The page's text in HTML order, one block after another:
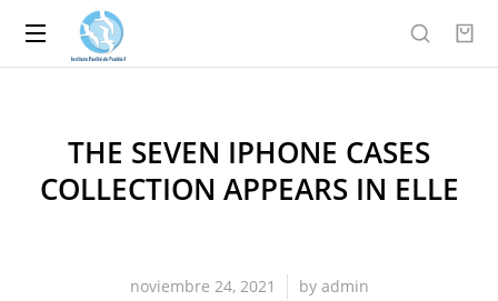
THE SEVEN IPHONE CASES
COLLECTION APPEARS IN ELLE
noviembre 24, 2021 byadmin